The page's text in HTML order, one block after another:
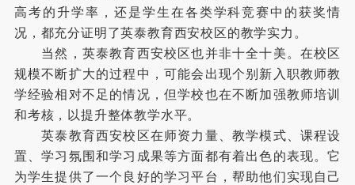
高考的升学率，还是学生在各类学科竞赛中的获奖情
况，都充分证明了英泰教育西安校区的教学实力。
当然，英泰教育西安校区也并非十全十美。在校区
规模不断扩大的过程中，可能会出现个别新入职教师教
学经验相对不足的情况，但学校也在不断加强教师培训
和考核，以提升整体教学水平。
英泰教育西安校区在师资力量、教学模式、课程设
置、学习氛围和学习成果等方面都有着出色的表现。它
为学生提供了一个良好的学习平台，帮助他们实现自己